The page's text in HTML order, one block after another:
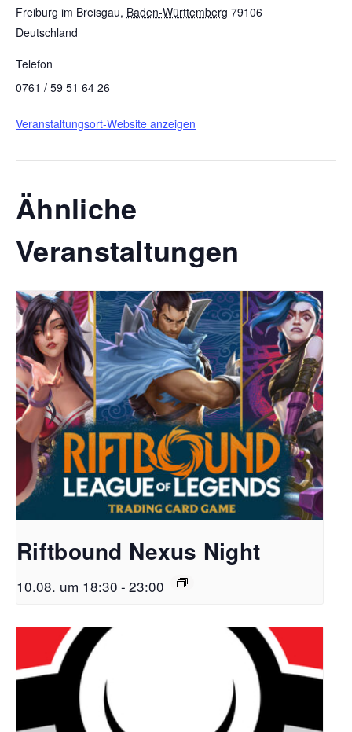
Freiburg im Breisgau, Baden-Württemberg 79106
Deutschland
Telefon
0761 / 59 51 64 26
Veranstaltungsort-Website anzeigen
Ähnliche
Veranstaltungen
Riftbound Nexus Night
10.08. um 18:30 - 23:00